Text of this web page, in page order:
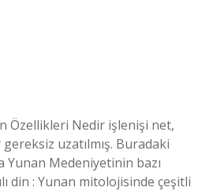
Özellikleri Nedir işlenişi net,
uzatılmış. Buradaki
Yunan Medeniyetinin bazı
din : Yunan mitolojisinde çeşitli